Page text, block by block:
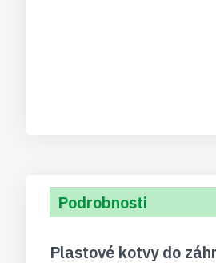
Podrobnosti
Plastové kotvy do